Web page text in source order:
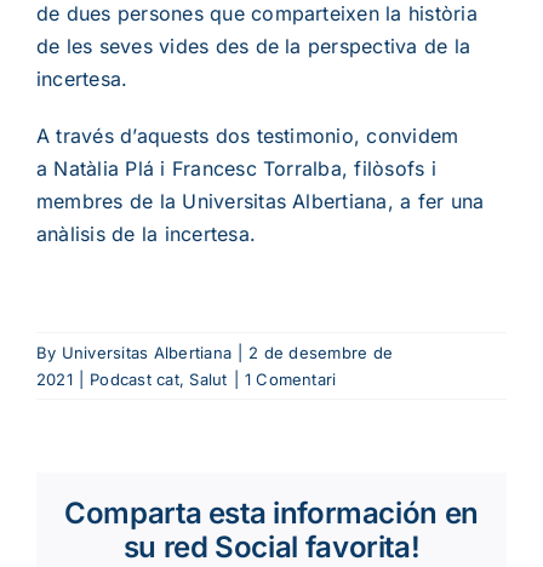
de dues persones que comparteixen la història
de les seves vides des de la perspectiva de la
incertesa.
A través d’aquests dos testimonio, convidem
a Natàlia Plá i Francesc Torralba, filòsofs i
membres de la Universitas Albertiana, a fer una
anàlisisde la incertesa.
By Universitas Albertiana
2 de desembre de
2021
Podcast cat,Salut 1 Comentari
Comparta esta información en
su red Social favorita!